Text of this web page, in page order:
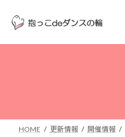
HOME 更新情報 開催情報